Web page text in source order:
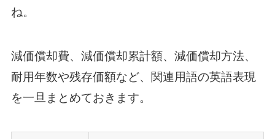
ね。
減価償却費、減価償却累計額、減価償却方法、
耐用年数や残存価額など、関連用語の英語表現
を一旦まとめておきます。